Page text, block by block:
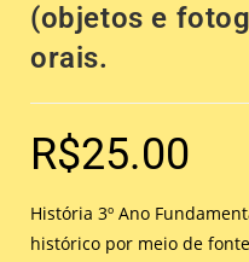
(objetos e
orais.
R$25.00
História 3º Ano
histórico por meio de